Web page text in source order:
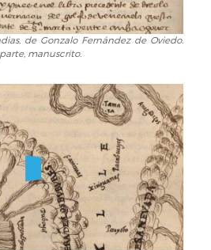
de Gonzalo Fernández de Oviedo.
manuscrito.